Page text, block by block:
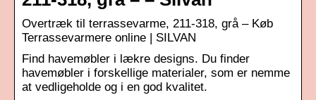
Overtræk til terrassevarme, 211-318, grå – Køb
Terrassevarmere online | SILVAN
Find havemøbler i lækre designs. Du finder
havemøbler i forskellige materialer, som er nemme
at vedligeholde og i en god kvalitet.